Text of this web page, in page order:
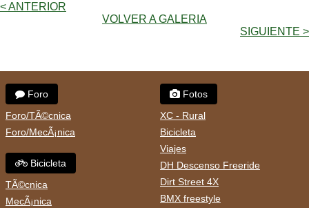
< ANTERIOR
VOLVER A GALERIA
SIGUIENTE >
Foro
Foro/TÃ©cnica
Foro/MecÃ¡nica
Bicicleta
TÃ©cnica
MecÃ¡nica
Fotos
XC - Rural
Bicicleta
Viajes
DH Descenso Freeride
Dirt Street 4X
BMX freestyle